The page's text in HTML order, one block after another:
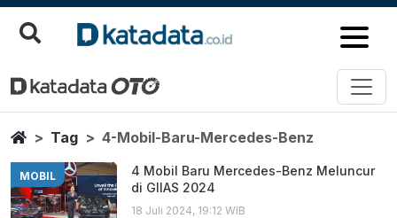
4 Mobil Baru Mercedes Benz
Berita Terbaru
HomeTag 4-Mobil-Baru-Mercedes-Benz
MOBIL
4 Mobil Baru Mercedes-Benz Meluncur
di GIIAS 2024
18 Juli 2024, 19:12 WIB